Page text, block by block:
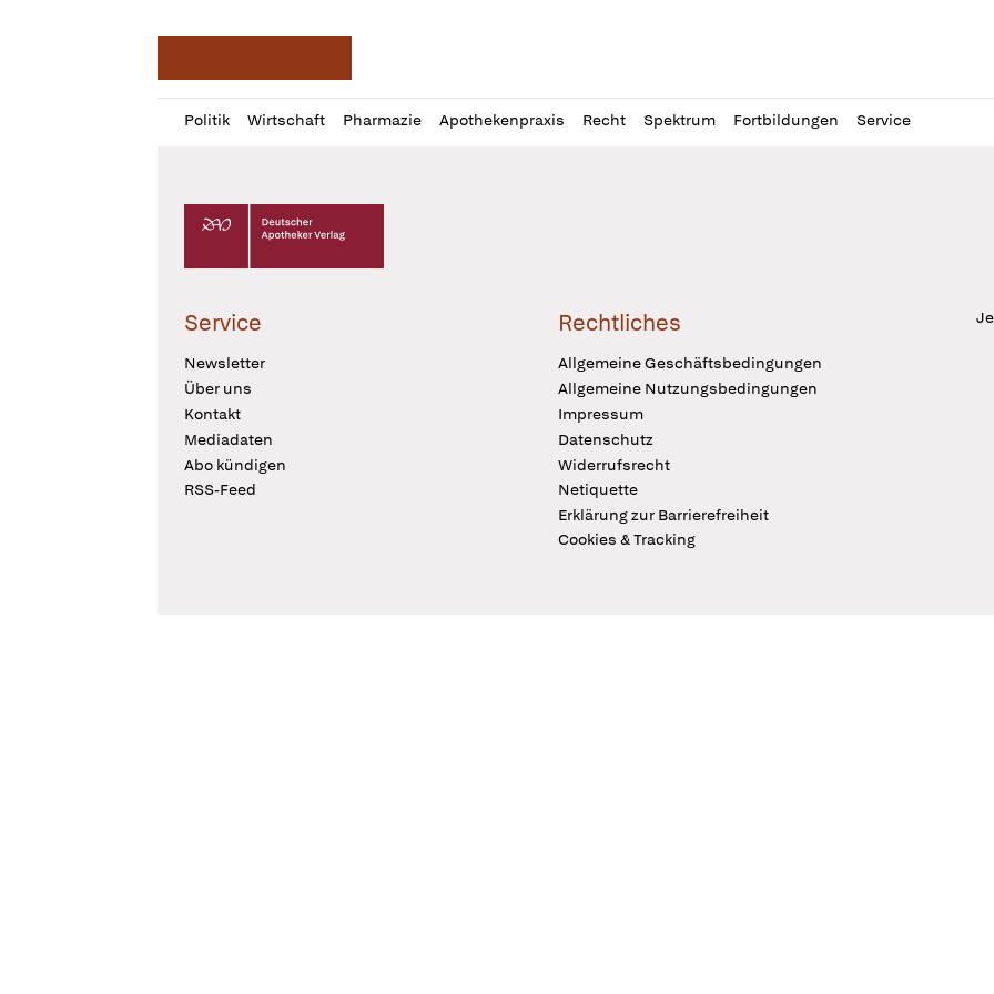
Politik Wirtschaft Pharmazie Apothekenpraxis Recht Spektrum Fortbildungen Service
Profil
öffnen
Daz
Pur
Deutscher Apotheker Verlag Logo
Service
Newsletter
Über uns
Kontakt
Mediadaten
Abo kündigen
RSS-Feed
Rechtliches
Allgemeine Geschäftsbedingungen
Allgemeine Nutzungsbedingungen
Impressum
Datenschutz
Widerrufsrecht
Netiquette
Erklärung zur Barrierefreiheit
Cookies & Tracking